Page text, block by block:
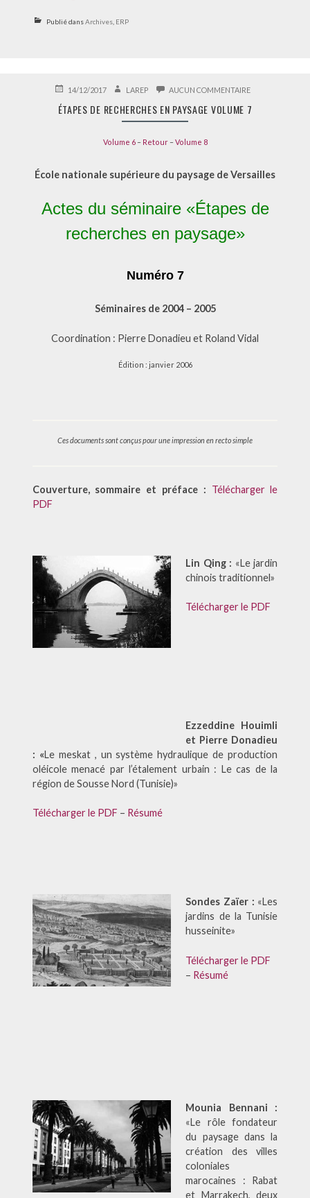
Publié dansArchives, ERP
PUBLIÉ14/12/2017 AUTEUR
LAREP AUCUN COMMENTAIRESUR
DE
ÉTAPES DE RECHERCHES EN PAYSAGE VOLUME 7
Volume 6– Retour– Volume 8
École nationale supérieure du paysage de Versailles
Actes du séminaire «Étapes de
recherches en paysage»
Numéro 7
Séminaires de 2004 – 2005
Coordination : Pierre Donadieu et Roland Vidal
Édition : janvier 2006
Ces documents sont conçus pour une impression en recto simple
Couverture, sommaire et préface : Télécharger le
PDF
Lin Qing : «Le jardin
chinois traditionnel»
Télécharger le PDF
Ezzeddine Houimli
et Pierre Donadieu
: «Le meskat , un système hydraulique de production
oléicole menacé par l’étalement urbain : Le cas de la
région de Sousse Nord (Tunisie)»
Télécharger le PDF – Résumé
Sondes Zaïer : «Les
jardins de la Tunisie
husseinite»
Télécharger le PDF
– Résumé
Mounia Bennani :
«Le rôle fondateur
du paysage dans la
création des villes
coloniales
marocaines : Rabat
et Marrakech, deux